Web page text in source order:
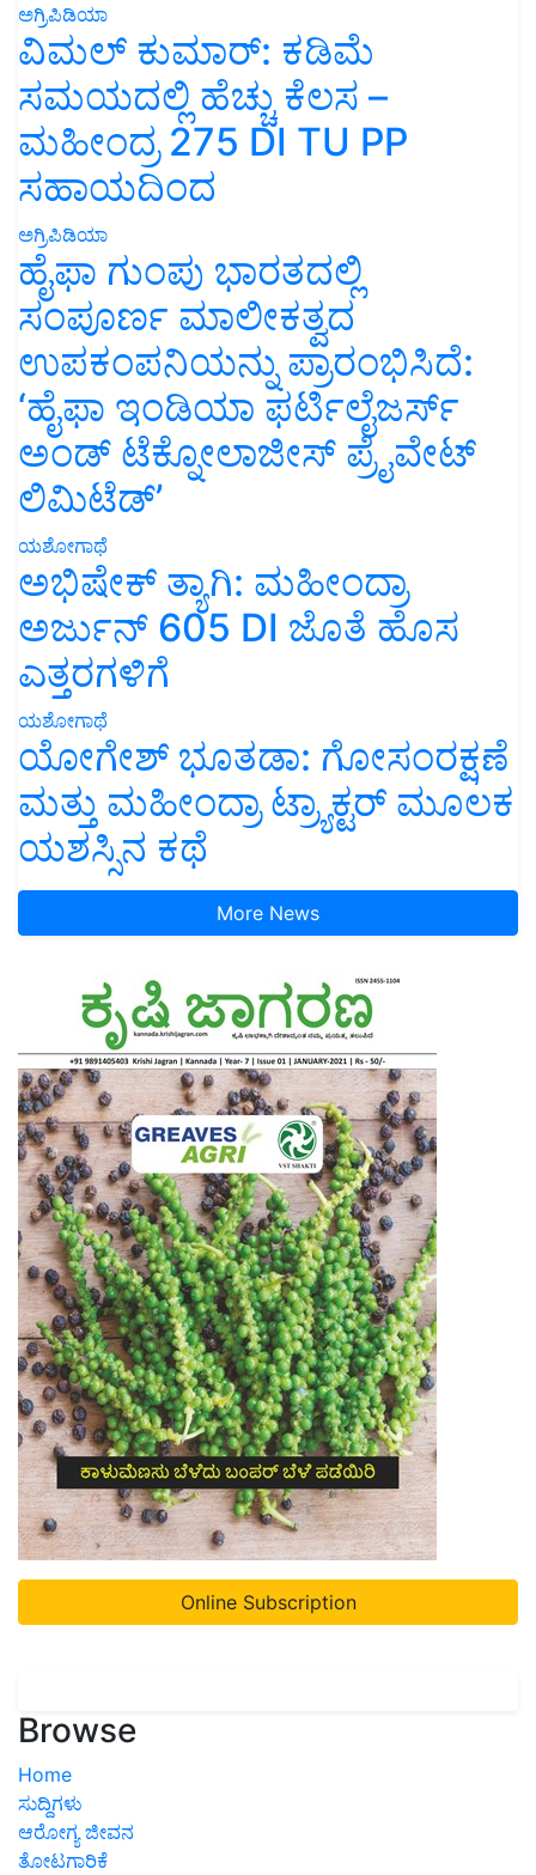
ಅಗ್ರಿಪಿಡಿಯಾ
ವಿಮಲ್ ಕುಮಾರ್: ಕಡಿಮೆ
ಸಮಯದಲ್ಲಿ ಹೆಚ್ಚು ಕೆಲಸ –
ಮಹೀಂದ್ರ 275 DI TU PP
ಸಹಾಯದಿಂದ
ಅಗ್ರಿಪಿಡಿಯಾ
ಹೈಫಾ ಗುಂಪು ಭಾರತದಲ್ಲಿ
ಸಂಪೂರ್ಣ ಮಾಲೀಕತ್ವದ
ಉಪಕಂಪನಿಯನ್ನು ಪ್ರಾರಂಭಿಸಿದೆ:
‘ಹೈಫಾ ಇಂಡಿಯಾ ಫರ್ಟಿಲೈಜರ್ಸ್
ಅಂಡ್ ಟೆಕ್ನೋಲಾಜೀಸ್ ಪ್ರೈವೇಟ್
ಲಿಮಿಟೆಡ್’
ಯಶೋಗಾಥೆ
ಅಭಿಷೇಕ್ ತ್ಯಾಗಿ: ಮಹೀಂದ್ರಾ
ಅರ್ಜುನ್ 605 DI ಜೊತೆ ಹೊಸ
ಎತ್ತರಗಳಿಗೆ
ಯಶೋಗಾಥೆ
ಯೋಗೇಶ್ ಭೂತಡಾ: ಗೋಸಂರಕ್ಷಣೆ
ಮತ್ತು ಮಹೀಂದ್ರಾ ಟ್ರ್ಯಾಕ್ಟರ್ ಮೂಲಕ
ಯಶಸ್ಸಿನ ಕಥೆ
More News
Online Subscription
Browse
Home
ಸುದ್ದಿಗಳು
ಆರೋಗ್ಯ ಜೀವನ
ತೋಟಗಾರಿಕೆ